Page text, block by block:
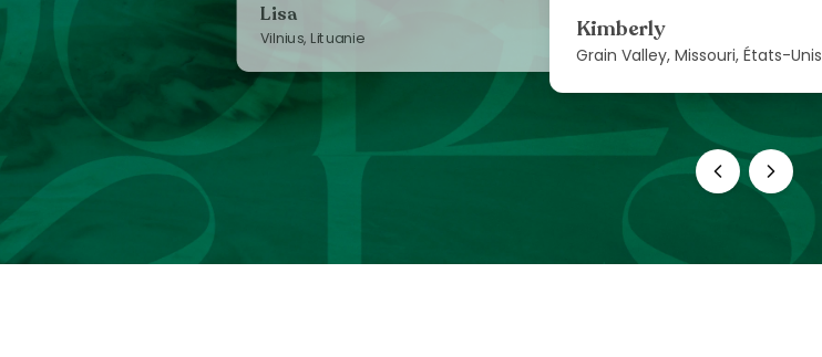
Lisa
Vilnius, Lituanie Kimberly
Grain Valley, Missouri, États-Unis